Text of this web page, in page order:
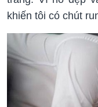
khiến tôi có chút